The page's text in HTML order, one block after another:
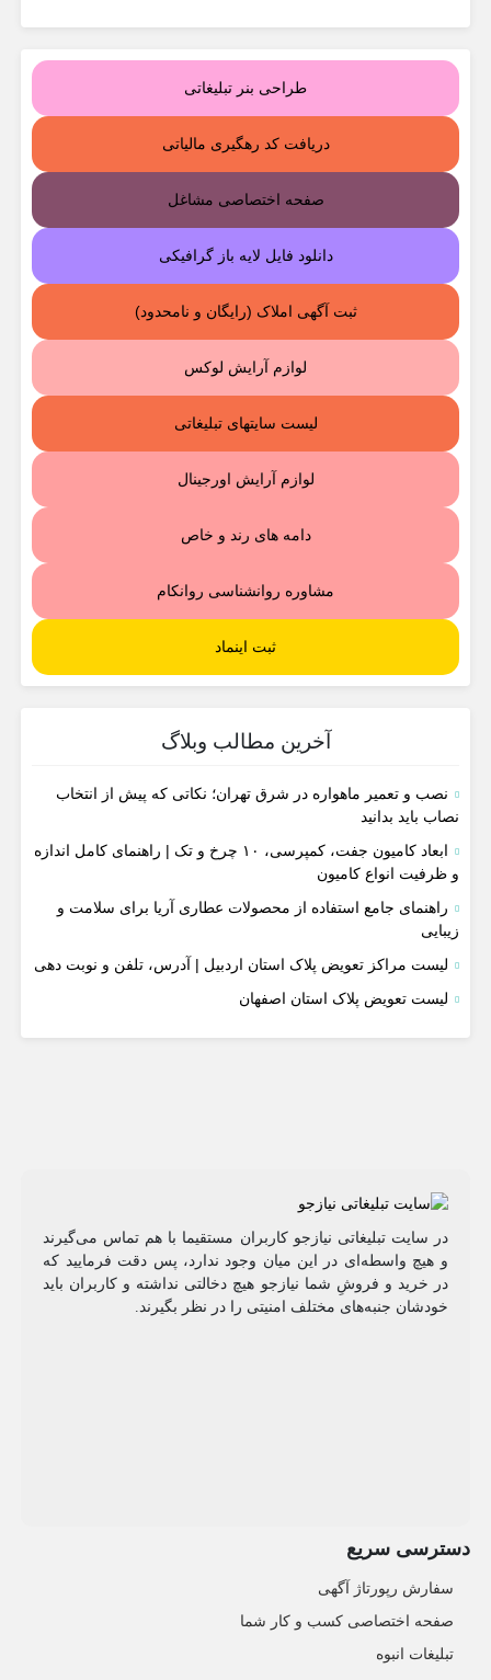
طراحی بنر تبلیغاتی
دریافت کد رهگیری مالیاتی
صفحه اختصاصی مشاغل
دانلود فایل لایه باز گرافیکی
ثبت آگهی املاک (رایگان و نامحدود)
لوازم آرایش لوکس
لیست سایتهای تبلیغاتی
لوازم آرایش اورجینال
دامه های رند و خاص
مشاوره روانشناسی روانکام
ثبت اینماد
آخرین مطالب وبلاگ
نصب و تعمیر ماهواره در شرق تهران؛ نکاتی که پیش از انتخاب
نصاب باید بدانید
ابعاد کامیون جفت، کمپرسی، ۱۰ چرخ و تک | راهنمای کامل اندازه
و ظرفیت انواع کامیون
راهنمای جامع استفاده از محصولات عطاری آریا برای سلامت و
زیبایی
لیست مراکز تعویض پلاک استان اردبیل | آدرس، تلفن و نوبت دهی
لیست تعویض پلاک استان اصفهان
در سایت تبلیغاتی نیازجو کاربران مستقیما با هم تماس می‌گیرند
و هیچ واسطه‌ای در این میان وجود ندارد، پس دقت فرمایید که
در خرید و فروشِ شما نیازجو هیچ دخالتی نداشته و کاربران باید
خودشان جنبه‌های مختلف امنیتی را در نظر بگیرند.
دسترسی سریع
سفارش رپورتاژ آگهی
صفحه اختصاصی کسب و کار شما
تبلیغات انبوه